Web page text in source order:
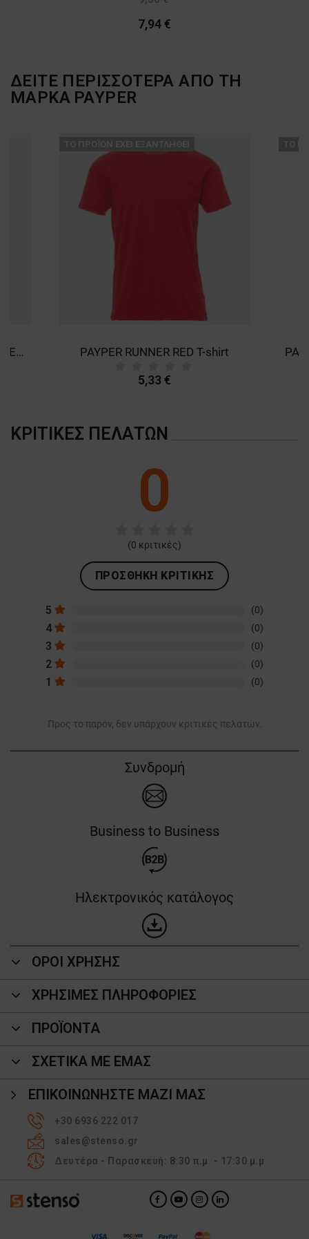
7,94 €
ΔΕΙΤΕ ΠΕΡΙΣΣΟΤΕΡΑ ΑΠΟ ΤΗ
ΜΑΡΚΑ PAYPER
PAYPER RUNNER FLUO ORANGE T-shirt PAYPER RUNNER RED T-shirt
5,33 €
ΚΡΙΤΙΚΈΣ ΠΕΛΑΤΏΝ
0
(0 κριτικές)
ΠΡΟΣΘΉΚΗ ΚΡΙΤΙΚΉΣ
5 (0)
4 (0)
3 (0)
2 (0)
1 (0)
Προς το παρόν, δεν υπάρχουν κριτικές πελατών.
Συνδρομή
Business to Business
Ηλεκτρονικός κατάλογος
ΟΡΟΙ ΧΡΗΣΗΣ
ΧΡΗΣΙΜΕΣ ΠΛΗΡΟΦΟΡΙΕΣ
ΠΡΟΪΌΝΤΑ
ΣΧΕΤΙΚΑ ΜΕ ΕΜΑΣ
ΕΠΙΚΟΙΝΩΝΉΣΤΕ ΜΑΖΊ ΜΑΣ
+30 6936 222 017
sales@stenso.gr
Δευτέρα - Παρασκευή: 8:30 π.μ. - 17:30 μ.μ